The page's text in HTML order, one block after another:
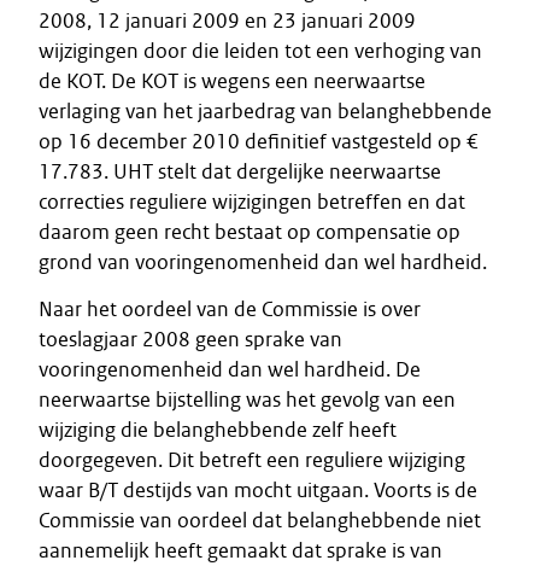
2008, 12 januari 2009 en 23 januari 2009
wijzigingen door die leiden tot een verhoging van
de KOT. De KOT is wegens een neerwaartse
verlaging van het jaarbedrag van belanghebbende
op 16 december 2010 definitief vastgesteld op €
17.783. UHT stelt dat dergelijke neerwaartse
correcties reguliere wijzigingen betreffen en dat
daarom geen recht bestaat op compensatie op
grond van vooringenomenheid dan wel hardheid.
Naar het oordeel van de Commissie is over
toeslagjaar 2008 geen sprake van
vooringenomenheid dan wel hardheid. De
neerwaartse bijstelling was het gevolg van een
wijziging die belanghebbende zelf heeft
doorgegeven. Dit betreft een reguliere wijziging
waar B/T destijds van mocht uitgaan. Voorts is de
Commissie van oordeel dat belanghebbende niet
aannemelijk heeft gemaakt dat sprake is van